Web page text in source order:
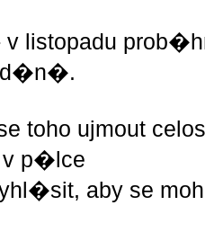
v listopadu
toho ujmout
p�lce
aby se